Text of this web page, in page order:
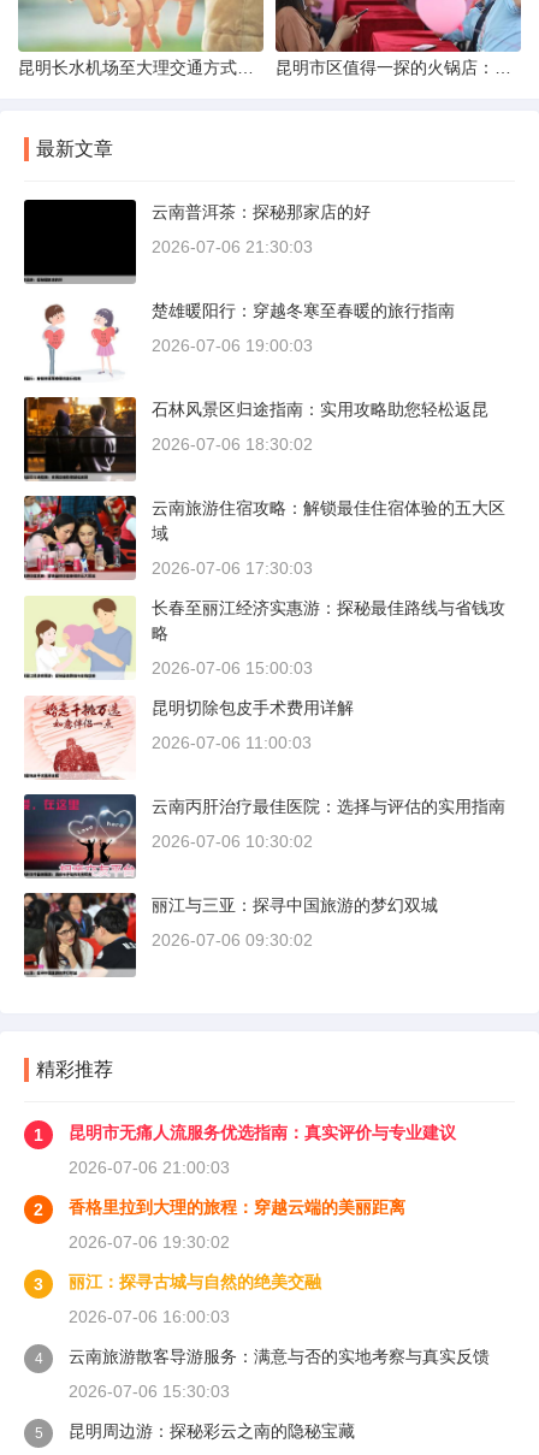
最新文章
云南普洱茶：探秘那家店的好
2026-07-06 21:30:03
楚雄暖阳行：穿越冬寒至春暖的旅行指南
2026-07-06 19:00:03
石林风景区归途指南：实用攻略助您轻松返昆
2026-07-06 18:30:02
云南旅游住宿攻略：解锁最佳住宿体验的五大区
域
2026-07-06 17:30:03
长春至丽江经济实惠游：探秘最佳路线与省钱攻
略
2026-07-06 15:00:03
昆明切除包皮手术费用详解
2026-07-06 11:00:03
云南丙肝治疗最佳医院：选择与评估的实用指南
2026-07-06 10:30:02
丽江与三亚：探寻中国旅游的梦幻双城
2026-07-06 09:30:02
精彩推荐
1
昆明市无痛人流服务优选指南：真实评价与专业建议
2026-07-06 21:00:03
2
香格里拉到大理的旅程：穿越云端的美丽距离
2026-07-06 19:30:02
3
丽江：探寻古城与自然的绝美交融
2026-07-06 16:00:03
4
云南旅游散客导游服务：满意与否的实地考察与真实反馈
2026-07-06 15:30:03
5 昆明周边游：探秘彩云之南的隐秘宝藏